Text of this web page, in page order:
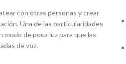
con otras personas y crear
Una de las particularidades
de poca luz para que las
de voz.